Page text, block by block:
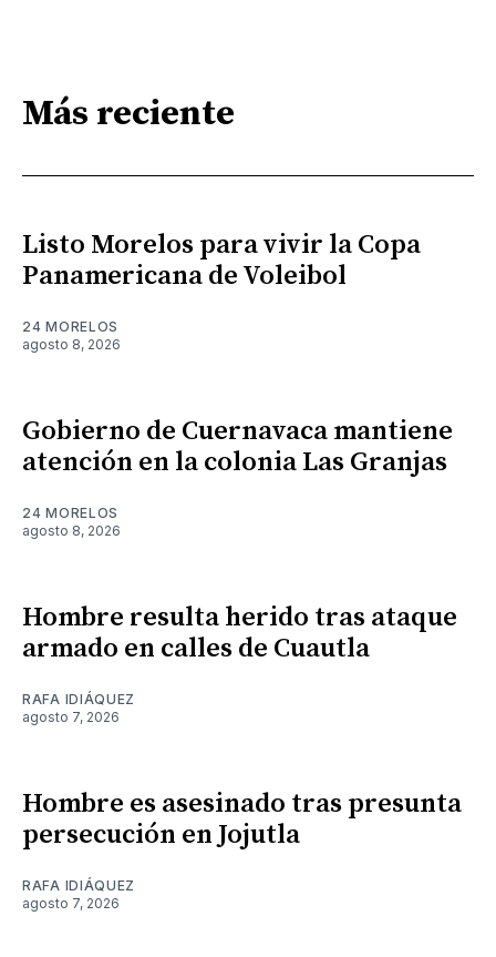
Más reciente
Listo Morelos para vivir la Copa
Panamericana de Voleibol
24 MORELOS
agosto 8, 2026
Gobierno de Cuernavaca mantiene
atención en la colonia Las Granjas
24 MORELOS
agosto 8, 2026
Hombre resulta herido tras ataque
armado en calles de Cuautla
RAFA IDIÁQUEZ
agosto 7, 2026
Hombre es asesinado tras presunta
persecución en Jojutla
RAFA IDIÁQUEZ
agosto 7, 2026